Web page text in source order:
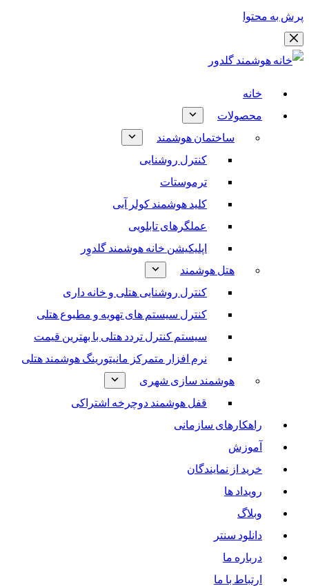
پرش به محتوا
خانه
محصولات
ساختمان هوشمند
کنترل روشنایی
ترموستات
کلید هوشمند کولر آبی
عملگرهای تابلویی
اپلیکیشن خانه هوشمند گلدوِر
هتل هوشمند
کنترل روشنایی هتلی و خانه داری
کنترل سیستم های تهویه و مطبوع هتلی
سیستم کنترل تردد هتلی با بهترین قیمت
نرم افزار متمرکز مانیتورینگ هوشمند هتلی
هوشمند سازی شهری
قفل هوشمند دوچرخه اشتراکی
راهکارهای سازمانی
آموزش
خرید از نمایندگان
رویداد ها
وبلاگ
دانلود سنتر
درباره ما
ارتباط با ما